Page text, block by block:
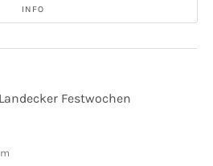
INFO
Festwochen